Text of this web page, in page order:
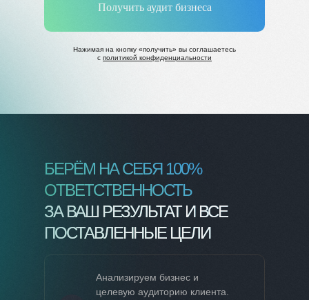
Получить аудит бизнеса
Нажимая на кнопку «получить» вы соглашаетесь
с политикой конфиденциальности
БЕРЁМ НА СЕБЯ 100%
ОТВЕТСТВЕННОСТЬ
ЗА ВАШ РЕЗУЛЬТАТ И ВСЕ
ПОСТАВЛЕННЫЕ ЦЕЛИ
Анализируем бизнес и
целевую аудиторию клиента.